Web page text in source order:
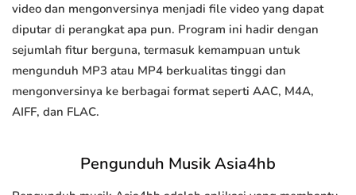
video dan mengonversinya menjadi file video yang dapat
diputar di perangkat apa pun. Program ini hadir dengan
sejumlah fitur berguna, termasuk kemampuan untuk
mengunduh MP3 atau MP4 berkualitas tinggi dan
mengonversinya ke berbagai format seperti AAC, M4A,
AIFF, dan FLAC.
Pengunduh Musik Asia4hb